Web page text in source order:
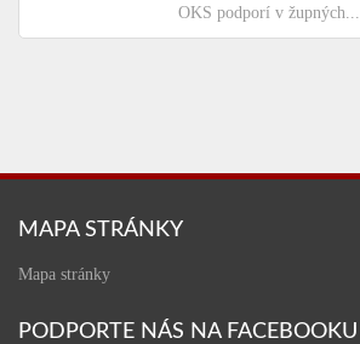
OKS podporí v župných...
MAPA STRÁNKY
Mapa stránky
PODPORTE NÁS NA FACEBOOKU